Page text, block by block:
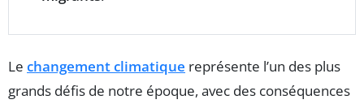
Le changement climatique représente l’un des plus
grands défis de notre époque, avec des conséquences